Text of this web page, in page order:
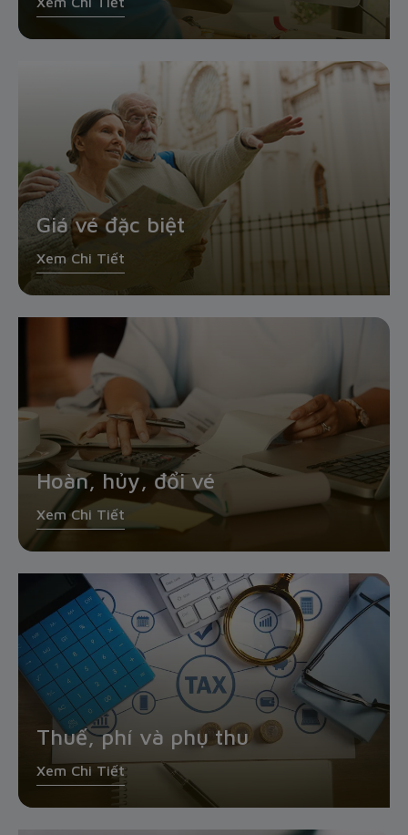
Giá vé đặc biệt
Xem Chi Tiết
Hoàn, hủy, đổi vé
Xem Chi Tiết
Thuế, phí và phụ thu
Xem Chi Tiết